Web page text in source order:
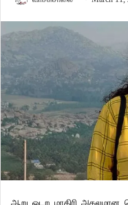
ஆறு ஓடற மாதிரி அகலமான